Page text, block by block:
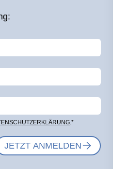
.*
JETZT ANMELDEN